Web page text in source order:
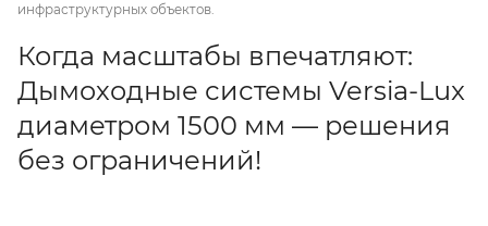
инфраструктурных объектов.
Когда масштабы впечатляют:
Дымоходные системы Versia-Lux
диаметром 1500 мм — решения
без ограничений!